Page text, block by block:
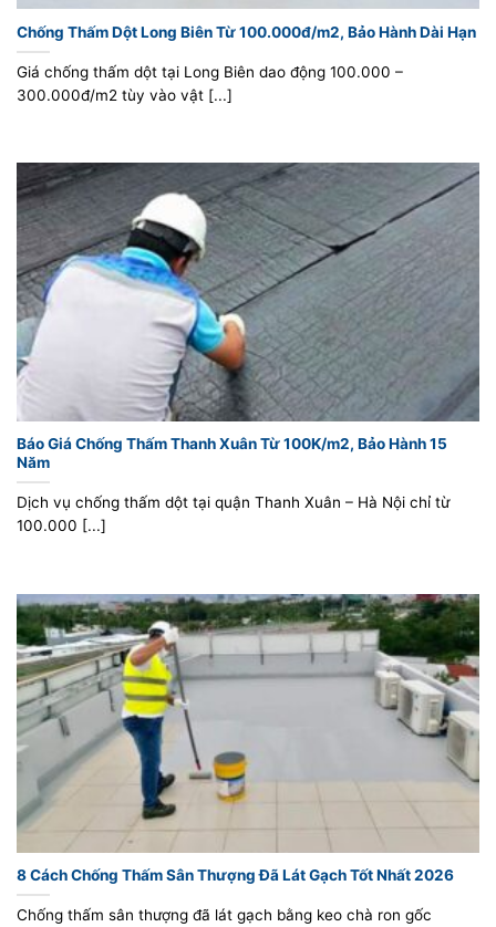
Chống Thấm Dột Long Biên Từ 100.000đ/m2, Bảo Hành Dài Hạn
Giá chống thấm dột tại Long Biên dao động 100.000 –
300.000đ/m2 tùy vào vật [...]
Báo Giá Chống Thấm Thanh Xuân Từ 100K/m2, Bảo Hành 15
Năm
Dịch vụ chống thấm dột tại quận Thanh Xuân – Hà Nội chỉ từ
100.000 [...]
8 Cách Chống Thấm Sân Thượng Đã Lát Gạch Tốt Nhất 2026
Chống thấm sân thượng đã lát gạch bằng keo chà ron gốc